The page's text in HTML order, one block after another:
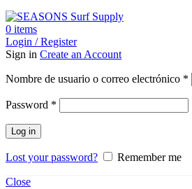
0 items
Login / Register
Sign in Create an Account
Nombre de usuario o correo electrónico *
Password *
Log in
Lost your password? Remember me
Close